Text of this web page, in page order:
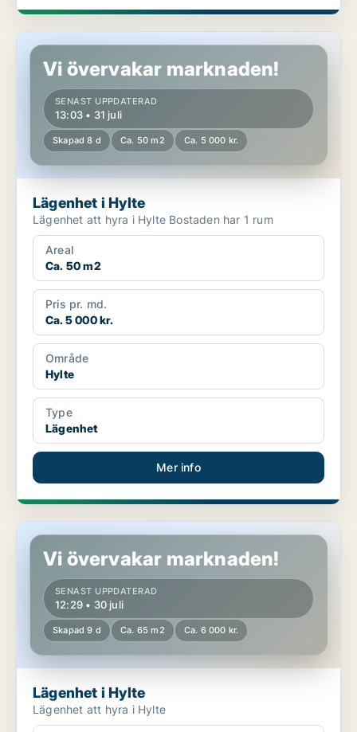
Lägenhet i Hylte
Vi övervakar marknaden!
SENAST UPPDATERAD
13:03 • 31 juli
Skapad 8 d Ca. 50 m2 Ca. 5 000 kr.
Lägenhet i Hylte
Lägenhet att hyra i Hylte Bostaden har 1 rum
Areal
Ca. 50 m2
Pris pr. md.
Ca. 5 000 kr.
Område
Hylte
Type
Lägenhet
Mer info
Lägenhet i Hylte
Vi övervakar marknaden!
SENAST UPPDATERAD
12:29 • 30 juli
Skapad 9 d Ca. 65 m2 Ca. 6 000 kr.
Lägenhet i Hylte
Lägenhet att hyra i Hylte